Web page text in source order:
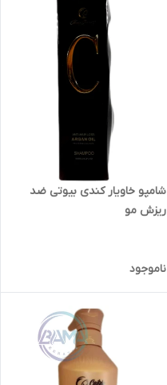
شامپو خاویار کندی بیوتی ضد
ریزش مو
ناموجود